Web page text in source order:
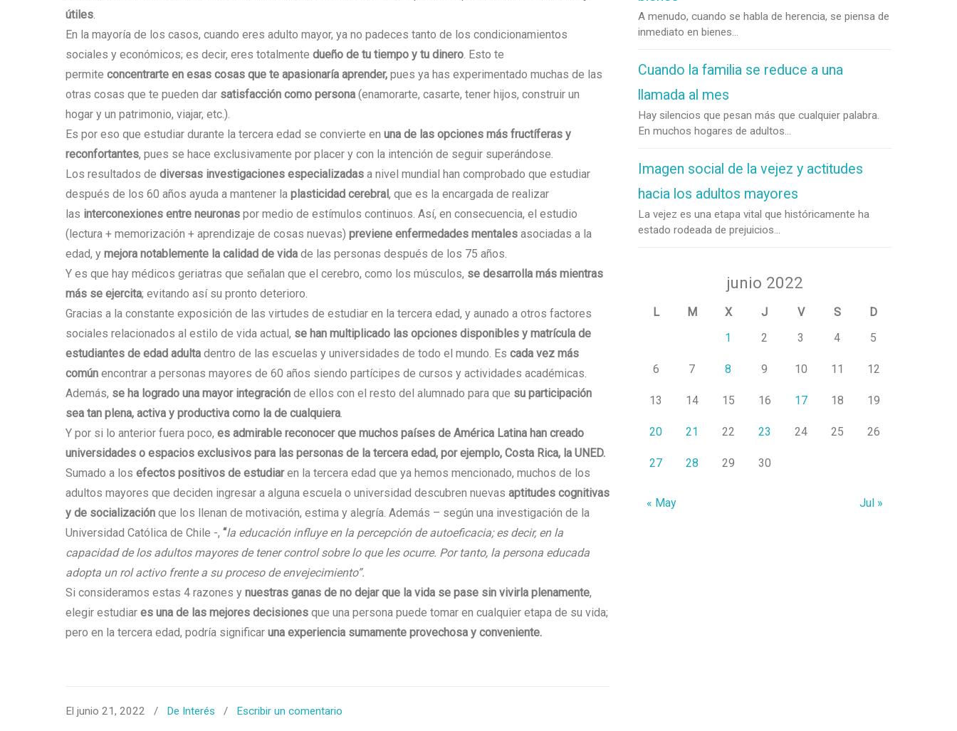
útiles.
En la mayoría de los casos, cuando eres adulto mayor, ya no padeces tanto de los condicionamientos
sociales y económicos; es decir, eres totalmente dueño de tu tiempo y tu dinero. Esto te
permite concentrarte en esas cosas que te apasionaría aprender, pues ya has experimentado muchas de las
otras cosas que te pueden dar satisfacción como persona (enamorarte, casarte, tener hijos, construir un
hogar y un patrimonio, viajar, etc.).
Es por eso que estudiar durante la tercera edad se convierte en una de las opciones más fructíferas y
reconfortantes, pues se hace exclusivamente por placer y con la intención de seguir superándose.
Los resultados de diversas investigaciones especializadas a nivel mundial han comprobado que estudiar
después de los 60 años ayuda a mantener la plasticidad cerebral, que es la encargada de realizar
las interconexiones entre neuronas por medio de estímulos continuos. Así, en consecuencia, el estudio
(lectura + memorización + aprendizaje de cosas nuevas) previene enfermedades mentales asociadas a la
edad, y mejora notablemente la calidad de vida de las personas después de los 75 años.
Y es que hay médicos geriatras que señalan que el cerebro, como los músculos, se desarrolla más mientras
más se ejercita; evitando así su pronto deterioro.
Gracias a la constante exposición de las virtudes de estudiar en la tercera edad, y aunado a otros factores
sociales relacionados al estilo de vida actual, se han multiplicado las opciones disponibles y matrícula de
estudiantes de edad adulta dentro de las escuelas y universidades de todo el mundo. Es cada vez más
común encontrar a personas mayores de 60 años siendo partícipes de cursos y actividades académicas.
Además, se ha logrado una mayor integración de ellos con el resto del alumnado para que su participación
sea tan plena, activa y productiva como la de cualquiera.
Y por si lo anterior fuera poco, es admirable reconocer que muchos países de América Latina han creado
universidades o espacios exclusivos para las personas de la tercera edad, por ejemplo, Costa Rica, la UNED.
Sumado a los efectos positivos de estudiaren la tercera edad que ya hemos mencionado, muchos de los
adultos mayores que deciden ingresar a alguna escuela o universidad descubren nuevas aptitudes cognitivas
y de socialización que los llenan de motivación, estima y alegría. Además – según una investigación de la
Universidad Católica de Chile -, “la educación influye en la percepción de autoeficacia; es decir, en la
capacidad de los adultos mayores de tener control sobre lo que les ocurre. Por tanto, la persona educada
adopta un rol activo frente a su proceso de envejecimiento”.
Si consideramos estas 4 razones y nuestras ganas de no dejar que la vida se pase sin vivirla plenamente,
elegir estudiar es una de las mejores decisiones que una persona puede tomar en cualquier etapa de su vida;
pero en la tercera edad, podría significar una experiencia sumamente provechosa y conveniente.
El junio 21, 2022 / De Interés / Escribir un comentario
A menudo, cuando se habla de herencia, se piensa de
inmediato en bienes...
Cuando la familia se reduce a una
llamada al mes
Hay silencios que pesan más que cualquier palabra.
En muchos hogares de adultos...
Imagen social de la vejez y actitudes
hacia los adultos mayores
La vejez es una etapa vital que históricamente ha
estado rodeada de prejuicios...
junio 2022
L M X J V S
D
1
2 3 4 5
6 7 8 9 10 11 12
13 14 15 16 17 18 19
20 21 22 23 24 25 26
27 28 29 30
« May Jul »